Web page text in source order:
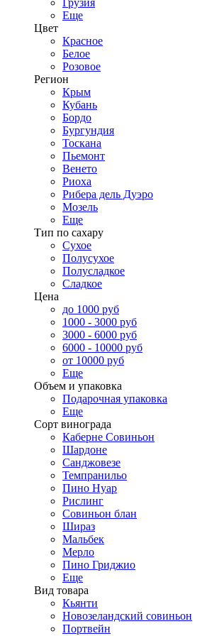
Грузия
Еще
Цвет
Красное
Белое
Розовое
Регион
Крым
Кубань
Бордо
Бургундия
Тоскана
Пьемонт
Венето
Риоха
Рибера дель Дуэро
Мозель
Еще
Тип по сахару
Сухое
Полусухое
Полусладкое
Сладкое
Цена
до 1000 руб
1000 - 3000 руб
3000 - 6000 руб
6000 - 10000 руб
от 10000 руб
Еще
Объем и упаковка
Подарочная упаковка
Еще
Сорт винограда
Каберне Совиньон
Шардоне
Санджовезе
Темпранильо
Пино Нуар
Рислинг
Совиньон блан
Шираз
Мальбек
Мерло
Пино Гриджио
Еще
Вид товара
Кьянти
Новозеландский совиньон
Портвейн